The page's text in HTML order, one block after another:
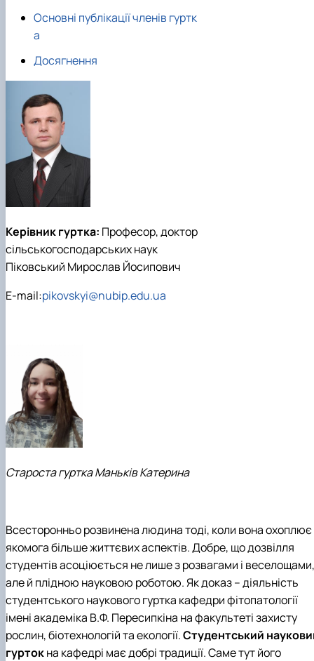
Основні публікації членів гуртк
а
Досягнення
Керівник гуртка: Професор, доктор
сільськогосподарських наук
Піковський Мирослав Йосипович
E-mail:pikovskyi@nubip.edu.ua
Староста гурткаМаньків Катерина
Всесторонньо розвинена людина тоді, коли вона охоплює
якомога більше життєвих аспектів. Добре, що дозвілля
студентів асоціюється не лише з розвагами і веселощами,
але й плідною науковою роботою. Як доказ – діяльність
студентського наукового гуртка кафедри фітопатології
імені академіка В.Ф. Пересипкіна на факультеті захисту
рослин, біотехнологій та екології.Cтудентський
гуртокна кафедрі має добрі традиції. Саме тут його